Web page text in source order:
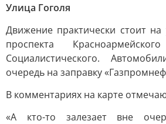
Улица Гоголя
Движение практически стоит
проспекта
Социалистического.
очередь на заправку
В комментариях на карте
«А кто-то залезает вне